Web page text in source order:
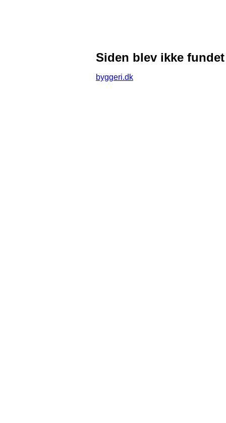
Siden blev ikke fundet
byggeri.dk